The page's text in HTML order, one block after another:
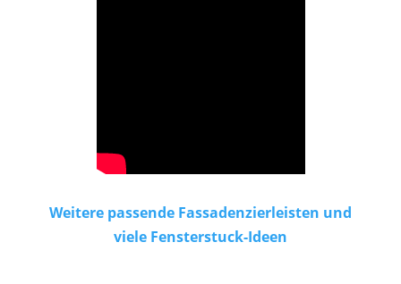
Weitere passende Fassadenzierleisten und
viele Fensterstuck-Ideen